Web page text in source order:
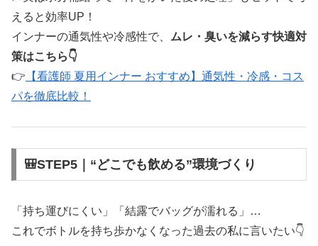
えると効率UP！
インナーの通気性や冷感性で、 ムレ・臭いを減らす快適対
策はこちら👇
👉 【看護師 夏用インナー おすすめ】通気性・冷感・コス
パを徹底比較！
🎒STEP5｜“どこでも飲める”環境づくり
「持ち運びにくい」「結露でバッグが濡れる」…
これでボトルを持ち歩かなくなった過去の私に言いたい👇